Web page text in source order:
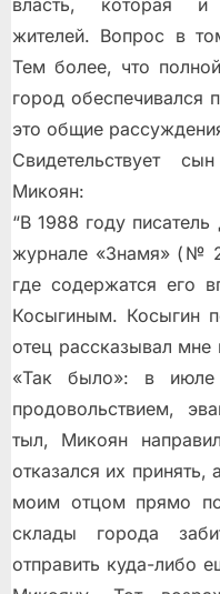
власть, которая и
жителей. Вопрос в
Тем более, что
город обеспечивался
это общие
Свидетельствует
Микоян:
“В 1988 году
журнале «Знамя» (№
где содержатся его
Косыгиным. Косыгин
отец рассказывал мне
«Так было»: в
продовольствием,
тыл, Микоян
отказался их
моим отцом прямо
склады города
отправить куда-либо